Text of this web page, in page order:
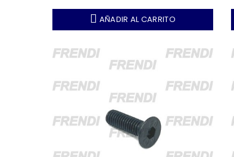
AÑADIR AL CARRITO